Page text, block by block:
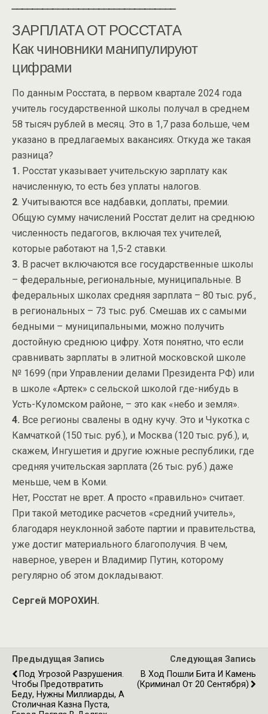
ЗАРПЛАТА ОТ РОССТАТА
Как чиновники манипулируют
цифрами
По данным Росстата, в первом квартале 2024 года
учитель государственной школы получал в среднем
58 тысяч рублей в месяц. Это в 1,7 раза больше, чем
указано в предлагаемых вакансиях. Откуда же такая
разница?
1. Росстат указывает учительскую зарплату как
начисленную, то есть без уплаты налогов.
2. Учитываются все надбавки, доплаты, премии.
Общую сумму начислений Росстат делит на среднюю
численность педагогов, включая тех учителей,
которые работают на 1,5-2 ставки.
3. В расчет включаются все государственные школы
– федеральные, региональные, муниципальные. В
федеральных школах средняя зарплата – 80 тыс. руб.,
в региональных – 73 тыс. руб. Смешав их с самыми
бедными – муниципальными, можно получить
достойную среднюю цифру. Хотя понятно, что если
сравнивать зарплаты в элитной московской школе
№ 1699 (при Управлении делами Президента РФ) или
в школе «Артек» с сельской школой где-нибудь в
Усть-Куломском районе, – это как «небо и земля».
4. Все регионы свалены в одну кучу. Это и Чукотка с
Камчаткой (150 тыс. руб.), и Москва (120 тыс. руб.), и,
скажем, Ингушетия и другие южные республики, где
средняя учительская зарплата (26 тыс. руб.) даже
меньше, чем в Коми.
Нет, Росстат не врет. А просто «правильно» считает.
При такой методике расчетов «средний учитель»,
благодаря неуклонной заботе партии и правительства,
уже достиг материального благополучия. В чем,
наверное, уверен и Владимир Путин, которому
регулярно об этом докладывают.
Сергей МОРОХИН.
Предыдущая Запись
Под Угрозой Разрушения.
Чтобы Предотвратить
Беду, Нужны Миллиарды, А
Столичная Казна Пуста,
Следующая Запись
В Ход Пошли Бита И Камень
(Криминал От 20 Сентября)